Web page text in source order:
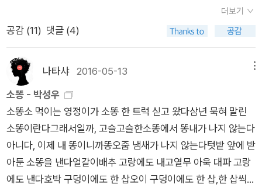
뭉치를 편집한 시집이었다. 목적의식이 강한 사회주의리얼리즘
에 경도된 시들이어서 생전 출간을 꺼려했다는데, 나로서는 새내
기 시인의 풋풋한 생각과 고민을 읽을 수 있어 좋았다. 내년에는
『끝과 시작』 을 읽고 싶다. ​​8. 이성복 『불화하는 말들』 『래여애반
다라』 『뒹구는 돌은 언제 잠 깨는가』 이성복 시인의 『래여애반다
라』 는 이규리 시집과 더불어 상반기에 가장 좋았던 시집이었다.
<뒹구는 돌은 . . . > 은 한자가 너무 많아 결국 읽다 말았다. '오
다, 서럽더라'의 뜻으로 해석되는 <<래여애반다라>>는 인생을
반백 년 이상 산 사람들에게 추천하고 싶은 시집이다. 이승에서 6
0년의 삶을 산 시인이 독자인 우리에게 '잘 지내십니까, 고단하시
지요, 그래도 오늘 하루 용케 견디셨군요. 삶이 겨울 같지요, 그러
인 곳이 학교 교지 <트루바두르>를 만드는 아이들. 드디어 주인
공 ‘나’가 쓴 작품을 읽은 주정뱅이 헤밍웨이가, ‘나’의 작품을 1등
으로 선정하는 믿기지 않는 일이 벌어지지만, 태평양 이쪽이나 저
쪽이나 언제나 좋은 일 속에 마가 끼는 법. 어쨌건 ‘나’가 수십 년
이 흐른 후 모교를 돌아보며 회상하는 작품. 독자에 따라 저 먼 옛
시절을 생각하게 하는 성장소설. 5. 엘리 스미스, <데어 벗 포 더
> 되게 재미있는 아이디어로 시작한다. 마일스 가스라는 이름
의 남자. 연극 구경을 가서, 이제 바야흐로 연극은 클라이맥스로
접어들어 온 몸이 쫄깃쫄깃해지는 찰나, 가까운 객석 어딘가에서
들려오는 휴대폰 소리. 비비디 비비디 비디 빕. 비비디 비비디 비
디 빕. 비비디 비비디 비디 빕. 어떤가? 쥐어박고 싶지? 근데 가스
났지만 입하는 또 곧 도착할 것이다. 시간의 흐름은 점점 빠르고
시간만큼 정직한 이도 없는 듯하다. 새너디할매가 마늘밭 풀을
참 신기하기도 하지, 미숫가루 한 그릇 타드리고쑥떡 한 덩어리
얻어먹는데,해 지기 전에 비가 칠 것 같다는한 소식 전해주신다이
런 날 모종이 잘된단다그래요? 부랴부랴 읍내 종묘상 다녀와서
고추 모종을 한다가지 모종을 한다수박 모종을 한다호박 모종을
한다단호박 모종도 단단히 한다어라, 진짜네? 해 지기 전에 비가
쳐서강병에 매어놓은 염소 먼저 들어간다 굵은 비 아까워서물외
모종 심는다참외 모종 심는다토마토 모종 심는다빗방물도 방울
방울방울토마토와 같이 심는다 참 신기하기도 하지, 저녁 무렵 입
이 자신 마음대로 매력적인 남자 1과 매력적인 남자 2를 동시에
만나면서 상대를 속이고 기만하는 것도, 뭐, 수잔 자신의 삶이다.
가 뭐라 말할 수 있을 것인가. 연애문제는 오롯이 당사자의 몫이
니, 자기들끼리 알아서 잘 진행하고 해결할 일이다. 그렇지만,이
영화를 보면서 내내 빡이쳤던 건, 수잔이 자신의 딸을 위한다는
명목으로 '멍.청.한' 남자와의 결혼을 강요한 것이다. 당연히 돈이
없으면 살아가는 일이 힘이 든다. 여러가지로 자존감이 떨어지게
되고 기도 죽는다. 당장 불편하기도 하고. 그러니 딸이 더 편한 생
활을 하기 위해서는 돈 많은 남자와 결혼하는 것이 누가 봐도 편
한 길이긴 하다. 맞다. 그렇지만, 딸은 그걸 원하지 않는다. 그렇
무지 알아먹을 수 없는 소리들로 뒤범벅인 걸 읽는다. 남들은 무
슨소린지 모를 글이 신기하게 해독이 된다. 그 리뷰를 썼을 때의
감상같은 것이 기지개를 켜는 것이다. 짧은 메모 그런걸 해 두기
도 하지만 수첩을 통째로 버리는 만행을 자주 저지르는지라 별 효
과는 없었다. 스스로 강제 해 보는 건 어떨까? 생각하다 창작블로
그를 생각해내고 설정을 했다.5월부터 한달간 매일..제대로 하면
꼭 30개의 글이 만들어지겠지만 처음부터 틀어졌다. 1일과 2일..
뭘 써야하지? 고민이 되었고 썼다 지웠다를 반복하다 결국 아무
것도 못했다. 누가 본다고..어차피 혼잣말 아니었어? 라는 생각이
머리를 친건 3일. 3일부터 하나씩 시와 감상이랄것도 없는 생각
을 쏟아냈다. 매일 시집 한 권을 독파하는 일은 고달프고 즐겁다.
더보기
공감 (11) 댓글 (4)
나타샤2016-05-13
소똥 - 박성우
소똥소 먹이는 영정이가 소똥 한 트럭 싣고 왔다삼년 묵혀 말린
소똥이란다그래서일까, 고슬고슬한소똥에서 똥내가 나지 않는다
아니다, 이제 내 똥이니까똥오줌 냄새가 나지 않는다텃밭 앞에 받
아둔 소똥을 낸다얼갈이배추 고랑에도 내고열무 아욱 대파 고랑
에도 낸다호박 구덩이에도 한 삽오이 구덩이에도 한 삽,한 삽씩